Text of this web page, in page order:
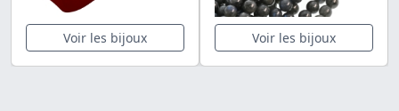
Voir les bijoux Voir les bijoux